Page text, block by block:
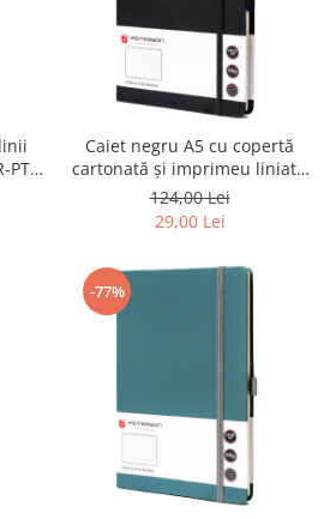
PTN
Caiet negru A5 cu copertă
cartonată și imprimeu liniat -
Peterson PTR-PTN NOT-6-LN-
52-9034
124,00 Lei
29,00 Lei
-77%